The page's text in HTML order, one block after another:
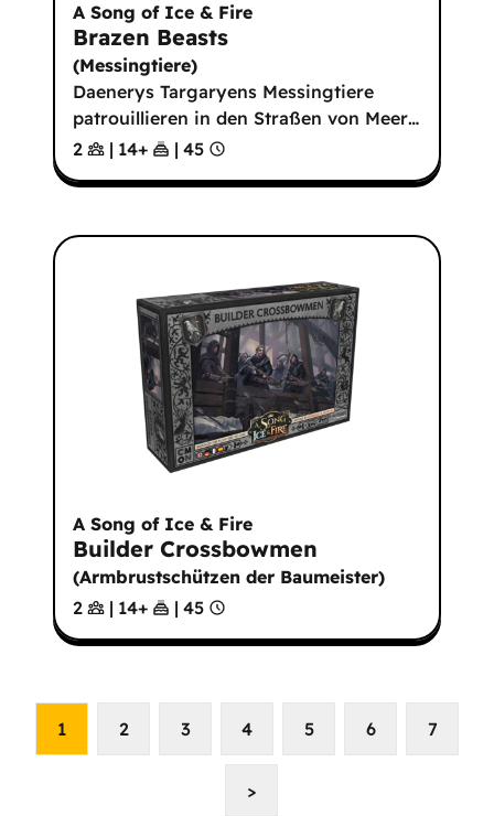
A Song of Ice & Fire
Brazen Beasts
(Messingtiere)
Daenerys Targaryens Messingtiere
patrouillieren in den Straßen von Meer…
2
| 14+ | 45
A Song of Ice & Fire
Builder Crossbowmen
(Armbrustschützen der Baumeister)
2
| 14+ | 45
1 2 3 4 5 6 7
>